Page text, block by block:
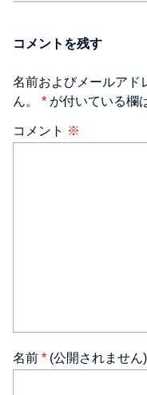
コメントを残す
名前およびメールアド
ん。 * が付いている欄
コメント ※
名前 * (公開されません)